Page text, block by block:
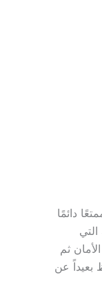
دائمًا
ثم
بعيداً عن